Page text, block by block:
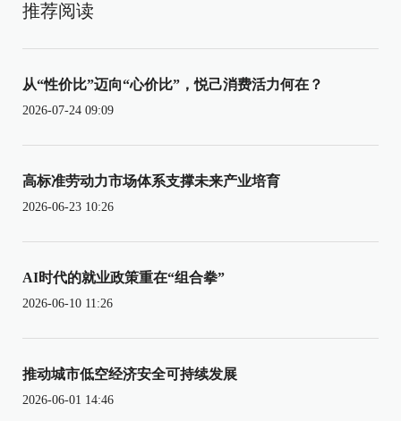
推荐阅读
从“性价比”迈向“心价比”，悦己消费活力何在？
2026-07-24 09:09
高标准劳动力市场体系支撑未来产业培育
2026-06-23 10:26
AI时代的就业政策重在“组合拳”
2026-06-10 11:26
推动城市低空经济安全可持续发展
2026-06-01 14:46